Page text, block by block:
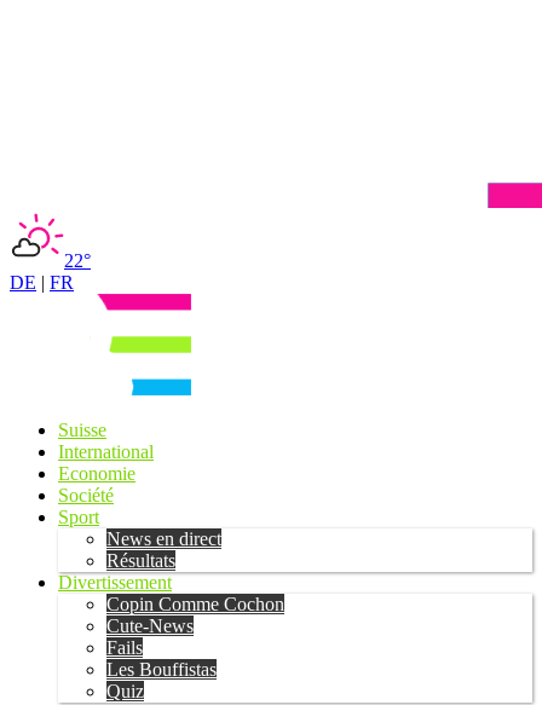
22°
DE | FR
Suisse
International
Economie
Société
Sport
News en direct
Résultats
Divertissement
Copin Comme Cochon
Cute-News
Fails
Les Bouffistas
Quiz